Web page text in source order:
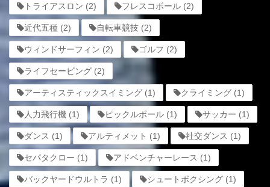
トライアスロン (2) フレスコボール (2)
近代五種 (2) 自転車競技 (2)
ウィンドサーフィン (2) ゴルフ (2)
ライフセービング (2)
アーティスティックスイミング (1) クライミング (1)
人力飛行機 (1) ピックルボール (1) サッカー (1)
ダンス (1) アルティメット (1) 社交ダンス (1)
セパタクロー (1) アドベンチャーレース (1)
バックヤードウルトラ (1) シュートボクシング (1)